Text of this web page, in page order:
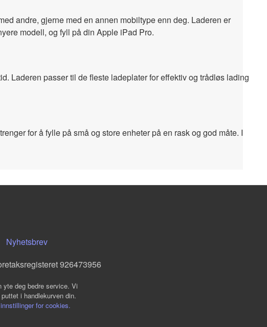
andre, gjerne med en annen mobiltype enn deg. Laderen er
modell, og fyll på din Apple iPad Pro.
Laderen passer til de fleste ladeplater for effektiv og trådløs lading
for å fylle på små og store enheter på en rask og god måte. I
Nyhetsbrev
926473956
deg bedre service. Vi
i handlekurven din.
for cookies.